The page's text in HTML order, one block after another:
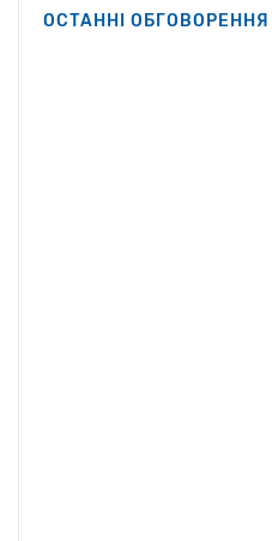
ОСТАННІ ОБГОВОРЕННЯ